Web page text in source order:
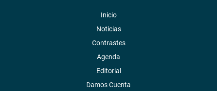
Inicio
Noticias
Contrastes
Agenda
Editorial
Damos Cuenta